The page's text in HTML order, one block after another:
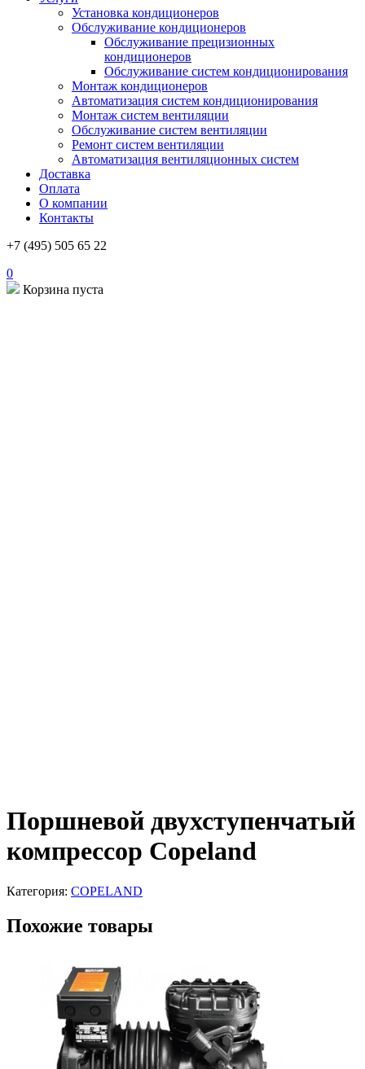
Установка кондиционеров
Обслуживание кондиционеров
Обслуживание прецизионных
кондиционеров
Обслуживание систем кондиционирования
Монтаж кондиционеров
Автоматизация систем кондиционирования
Монтаж систем вентиляции
Обслуживание систем вентиляции
Ремонт систем вентиляции
Автоматизация вентиляционных систем
Доставка
Оплата
О компании
Контакты
+7 (495) 505 65 22
0
Корзина пуста
Поршневой двухступенчатый
компрессор Copeland
Категория: COPELAND
Похожие товары